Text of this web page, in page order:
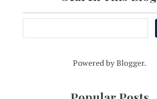
Powered byBlogger.